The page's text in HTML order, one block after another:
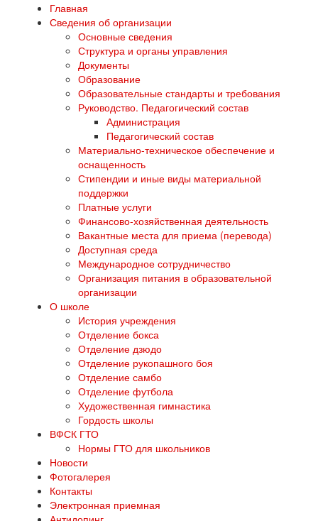
Главная
Сведения об организации
Основные сведения
Структура и органы управления
Документы
Образование
Образовательные стандарты и требования
Руководство. Педагогический состав
Администрация
Педагогический состав
Материально-техническое обеспечение и
оснащенность
Стипендии и иные виды материальной
поддержки
Платные услуги
Финансово-хозяйственная деятельность
Вакантные места для приема (перевода)
Доступная среда
Международное сотрудничество
Организация питания в образовательной
организации
О школе
История учреждения
Отделение бокса
Отделение дзюдо
Отделение рукопашного боя
Отделение самбо
Отделение футбола
Художественная гимнастика
Гордость школы
ВФСК ГТО
Нормы ГТО для школьников
Новости
Фотогалерея
Контакты
Электронная приемная